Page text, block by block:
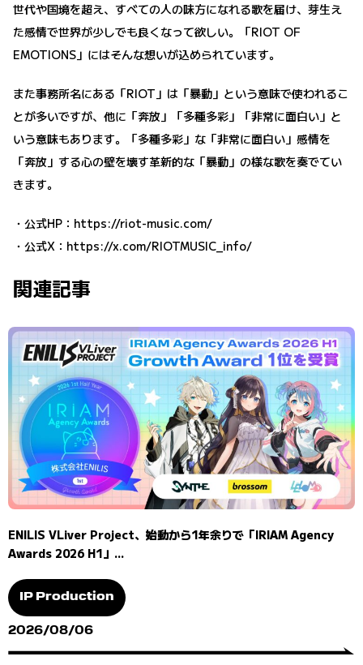
世代や国境を超え、すべての人の味方になれる歌を届け、芽生え
た感情で世界が少しでも良くなって欲しい。「RIOT OF
EMOTIONS」にはそんな想いが込められています。
また事務所名にある「RIOT」は「暴動」という意味で使われるこ
とが多いですが、他に「奔放」「多種多彩」「非常に面白い」と
いう意味もあります。「多種多彩」な「非常に面白い」感情を
「奔放」する心の壁を壊す革新的な「暴動」の様な歌を奏でてい
きます。
・公式HP： https://riot-music.com/
・公式X： https://x.com/RIOTMUSIC_info/
関連記事
ENILIS VLiver Project、始動から1年余りで「IRIAM Agency
Awards 2026 H1」...
IP Production
2026/08/06